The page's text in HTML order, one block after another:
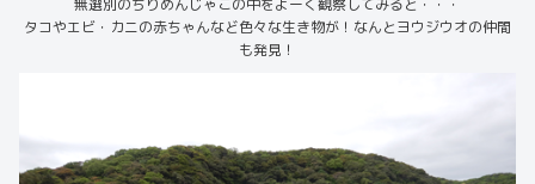
無選別のちりめんじゃこの中をよーく観察してみると・・・
タコやエビ・カニの赤ちゃんなど色々な生き物が！なんとヨウジウオの仲間
も発見！